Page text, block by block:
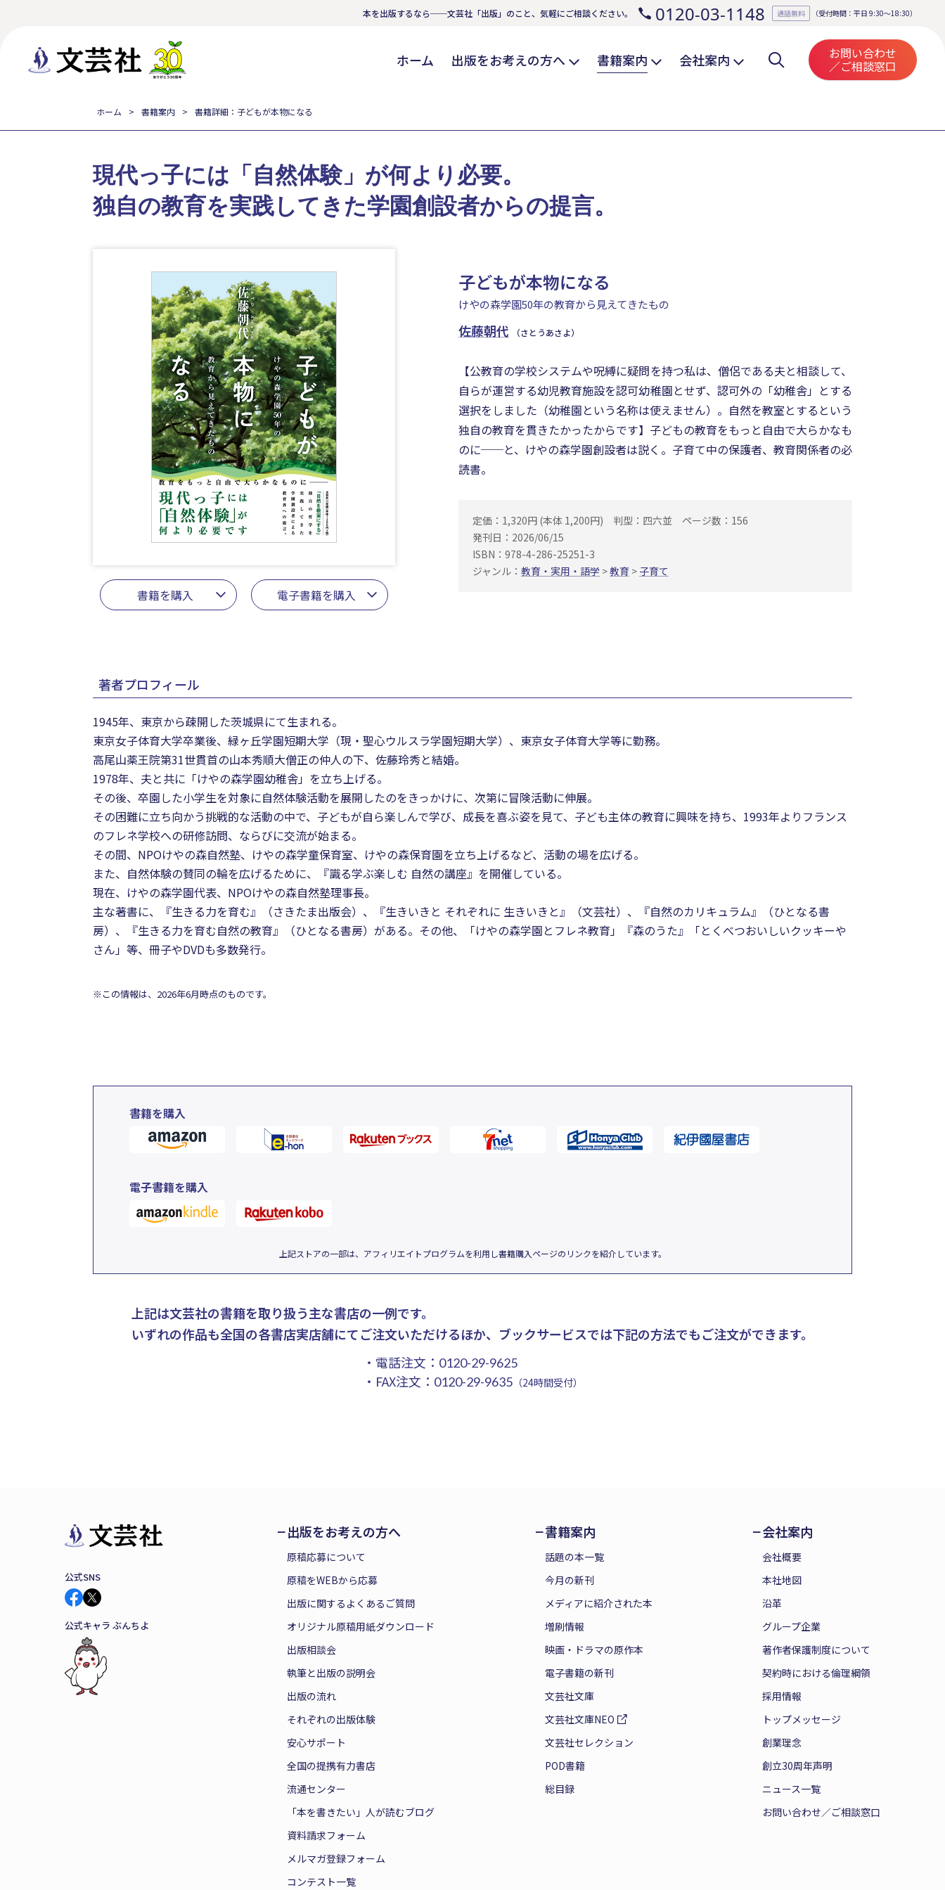
本を出版するなら──文芸社「出版」のこと、気軽にご相談ください。 0120-03-1148 通話無料 （受付時間：平日 9:30～18:30）
ホーム 出版をお考えの方へ 書籍案内 会社案内 お問い合わせ
／ご相談窓口
ホーム 書籍案内 書籍詳細：子どもが本物になる
子どもが本物になる
けやの森学園50年の教育から見えてきたもの
佐藤朝代 （さとうあさよ）
書籍を購入 電子書籍を購入
現代っ子には「自然体験」が何より必要。
独自の教育を実践してきた学園創設者からの提言。
【公教育の学校システムや呪縛に疑問を持つ私は、僧侶である夫と相談して、
自らが運営する幼児教育施設を認可幼稚園とせず、認可外の「幼稚舎」とする
選択をしました（幼稚園という名称は使えません）。自然を教室とするという
独自の教育を貫きたかったからです】子どもの教育をもっと自由で大らかなも
のに──と、けやの森学園創設者は説く。子育て中の保護者、教育関係者の必
読書。
定価：1,320円 (本体 1,200円) 判型：四六並
ページ数：156
発刊日：2026/06/15
ISBN：978-4-286-25251-3
ジャンル： 教育・実用・語学 >教育 > 子育て
著者プロフィール
1945年、東京から疎開した茨城県にて生まれる。
東京女子体育大学卒業後、緑ヶ丘学園短期大学（現・聖心ウルスラ学園短期大学）、東京女子体育大学等に勤務。
高尾山薬王院第31世貫首の山本秀順大僧正の仲人の下、佐藤玲秀と結婚。
1978年、夫と共に「けやの森学園幼稚舎」を立ち上げる。
その後、卒園した小学生を対象に自然体験活動を展開したのをきっかけに、次第に冒険活動に伸展。
その困難に立ち向かう挑戦的な活動の中で、子どもが自ら楽しんで学び、成長を喜ぶ姿を見て、子ども主体の教育に興味を持ち、1993年よりフランス
のフレネ学校への研修訪問、ならびに交流が始まる。
その間、NPOけやの森自然塾、けやの森学童保育室、けやの森保育園を立ち上げるなど、活動の場を広げる。
また、自然体験の賛同の輪を広げるために、『識る学ぶ楽しむ 自然の講座』を開催している。
現在、けやの森学園代表、NPOけやの森自然塾理事長。
主な著書に、『生きる力を育む』（さきたま出版会）、『生きいきと それぞれに 生きいきと』（文芸社）、『自然のカリキュラム』（ひとなる書
房）、『生きる力を育む自然の教育』（ひとなる書房）がある。その他、「けやの森学園とフレネ教育」『森のうた』「とくべつおいしいクッキーや
さん」等、冊子やDVDも多数発行。
※この情報は、2026年6月時点のものです。
書籍を購入
電子書籍を購入
上記ストアの一部は、アフィリエイトプログラムを利用し書籍購入ページのリンクを紹介しています。
上記は文芸社の書籍を取り扱う主な書店の一例です。
いずれの作品も全国の各書店実店舗にてご注文いただけるほか、ブックサービスでは下記の方法でもご注文ができます。
・電話注文： 0120-29-9625
・FAX注文： 0120-29-9635（24時間受付）
公式SNS
公式キャラ ぶんちよ
出版をお考えの方へ
原稿応募について
原稿をWEBから応募
出版に関するよくあるご質問
オリジナル原稿用紙ダウンロード
出版相談会
執筆と出版の説明会
出版の流れ
それぞれの出版体験
安心サポート
全国の提携有力書店
流通センター
「本を書きたい」人が読むブログ
資料請求フォーム
メルマガ登録フォーム
コンテスト一覧
書籍案内
話題の本一覧
今月の新刊
メディアに紹介された本
増刷情報
映画・ドラマの原作本
電子書籍の新刊
文芸社文庫
文芸社文庫NEO
文芸社セレクション
POD書籍
総目録
会社案内
会社概要
本社地図
沿革
グループ企業
著作者保護制度について
契約時における倫理綱領
採用情報
トップメッセージ
創業理念
創立30周年声明
ニュース一覧
お問い合わせ／ご相談窓口